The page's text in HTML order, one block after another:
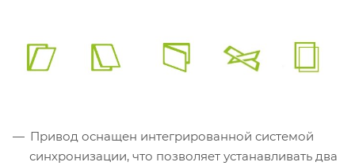
Привод оснащен интегрированной системой
синхронизации, что позволяет устанавливать два